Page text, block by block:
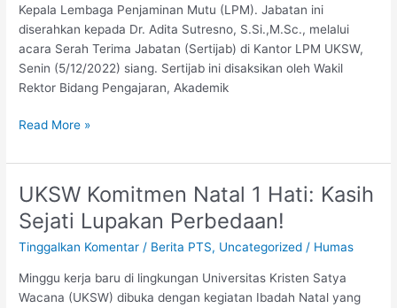
Kepala Lembaga Penjaminan Mutu (LPM). Jabatan ini
diserahkan kepada Dr. Adita Sutresno, S.Si.,M.Sc., melalui
acara Serah Terima Jabatan (Sertijab) di Kantor LPM UKSW,
Senin (5/12/2022) siang. Sertijab ini disaksikan oleh Wakil
Rektor Bidang Pengajaran, Akademik
Read More »
UKSW Komitmen Natal 1 Hati: Kasih
Sejati Lupakan Perbedaan!
Tinggalkan Komentar / Berita PTS, Uncategorized / Humas
Minggu kerja baru di lingkungan Universitas Kristen Satya
Wacana (UKSW) dibuka dengan kegiatan Ibadah Natal yang
UKSW
Komitmen
Natal
1
Kasih